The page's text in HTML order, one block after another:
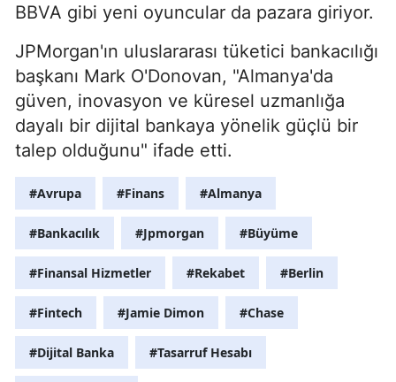
BBVA gibi yeni oyuncular da pazara giriyor.
JPMorgan'ın uluslararası tüketici bankacılığı
başkanı Mark O'Donovan, "Almanya'da
güven, inovasyon ve küresel uzmanlığa
dayalı bir dijital bankaya yönelik güçlü bir
talep olduğunu" ifade etti.
#Avrupa #Finans #Almanya
#Bankacılık #Jpmorgan #Büyüme
#Finansal Hizmetler #Rekabet #Berlin
#Fintech #Jamie Dimon #Chase
#Dijital Banka #Tasarruf Hesabı